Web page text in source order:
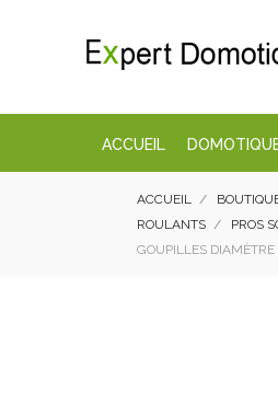
ACCUEIL
ACCUEIL
ROULANTS
PROS
GOUPILLES